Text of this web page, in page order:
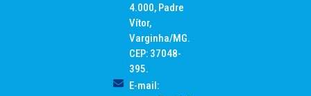
4.000, Padre
Vítor,
Varginha/MG.
CEP: 37048-
395.
E-mail: